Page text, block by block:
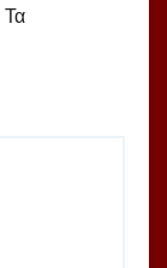
Τα